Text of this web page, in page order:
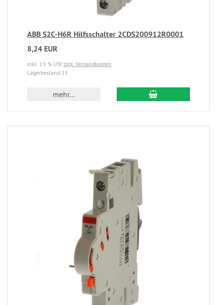
ABB S2C-H6R Hilfsschalter 2CDS200912R0001
8,24 EUR
inkl. 19 % USt zzgl. Versandkosten
Lagerbestand 15
mehr...